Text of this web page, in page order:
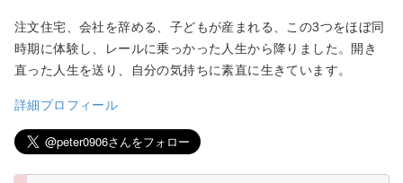
注文住宅、会社を辞める、子どもが産まれる、この3つをほぼ同
時期に体験し、レールに乗っかった人生から降りました。開き
直った人生を送り、自分の気持ちに素直に生きています。
詳細プロフィール